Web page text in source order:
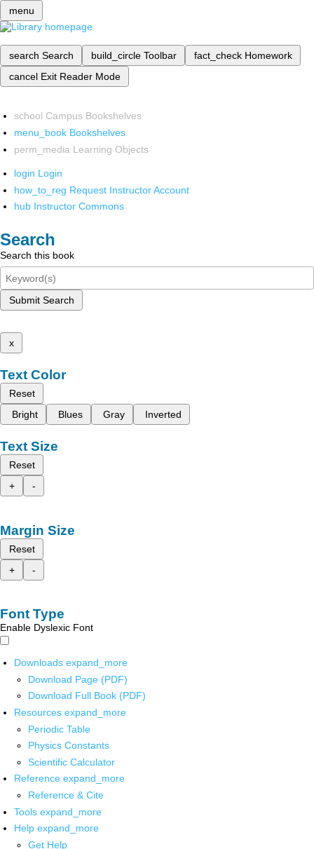
menu
search Search build_circle Toolbar fact_check Homework
cancel Exit Reader Mode
school Campus Bookshelves
menu_book Bookshelves
perm_media Learning Objects
login Login
how_to_reg Request Instructor Account
hub Instructor Commons
Search
Search this book
Submit Search
x
Text Color
Reset
Bright
Blues Gray Inverted
Text Size
Reset
+
-
Margin Size
Reset
+
-
Font Type
Enable Dyslexic Font
Downloads expand_more
Download Page (PDF)
Download Full Book (PDF)
Resources expand_more
Periodic Table
Physics Constants
Scientific Calculator
Reference expand_more
Reference & Cite
Tools expand_more
Help expand_more
Get Help